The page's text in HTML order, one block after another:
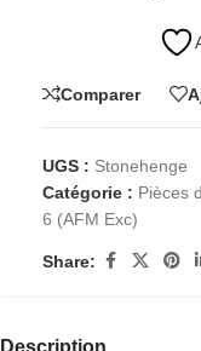
Comparer
UGS : Stonehenge
Catégorie : Pièces
6 (AFM Exc)
Share:
Description